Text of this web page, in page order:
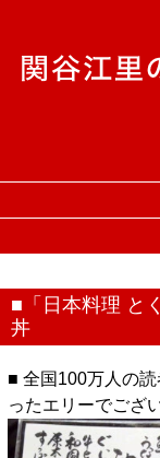
■「日本料理 と
丼
■ 全国100万人の
ったエリーでござ